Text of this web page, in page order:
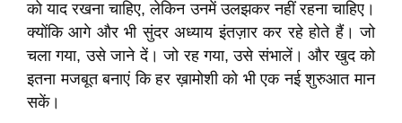
को याद रखना चाहिए, लेकिन उनमें उलझकर नहीं रहना चाहिए।
क्योंकि आगे और भी सुंदर अध्याय इंतज़ार कर रहे होते हैं। जो
चला गया, उसे जाने दें। जो रह गया, उसे संभालें। और खुद को
इतना मजबूत बनाएं कि हर ख़ामोशी को भी एक नई शुरुआत मान
सकें।